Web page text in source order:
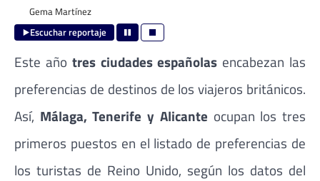
Gema Martínez
Escuchar reportaje
Este año tres ciudades españolas encabezan las
preferencias de destinos de los viajeros británicos.
Así, Málaga, Tenerife y Alicante ocupan los tres
primeros puestos en el listado de preferencias de
los turistas de Reino Unido, según los datos del